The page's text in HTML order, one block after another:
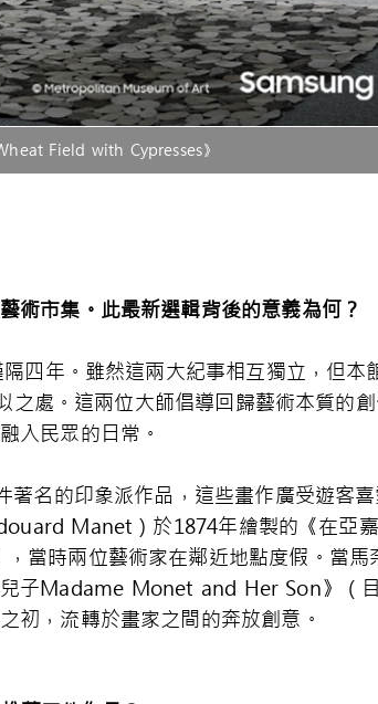
Field with Cypresses》
術市集。此最新選輯背後的意義為何？
四年。雖然這兩大紀事相互獨立，但
處。這兩位大師倡導回歸藝術本質的
入民眾的日常。
名的印象派作品，這些畫作廣受遊客
Manet）於1874年繪製的《在亞
時兩位藝術家在鄰近地點度假。當馬
子Madame Monet and Her Son》（
初，流轉於畫家之間的奔放創意。